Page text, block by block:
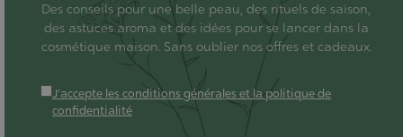
Des conseils pour une belle peau, des rituels de saison,
des astuces aroma et des idées pour se lancer dans la
cosmétique maison. Sans oublier nos offres et cadeaux.
J'accepte les conditions générales et la politique de
confidentialité